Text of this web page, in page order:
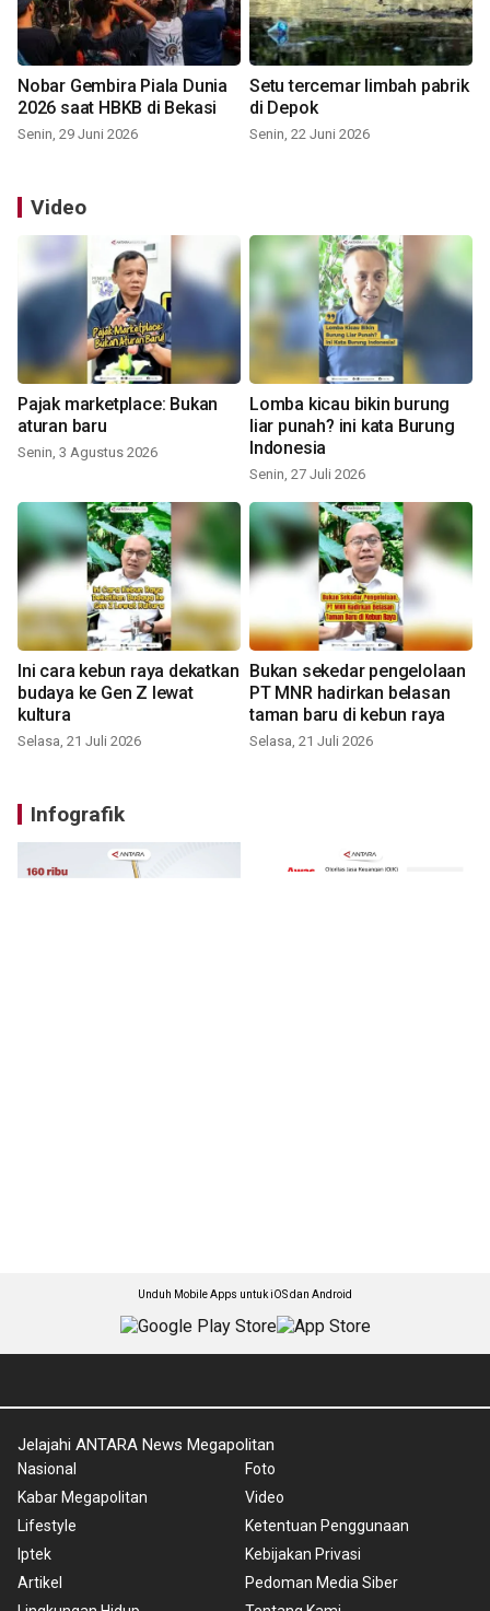
Nobar Gembira Piala Dunia
2026 saat HBKB di Bekasi
Senin, 29 Juni 2026
Setu tercemar limbah pabrik
di Depok
Senin, 22 Juni 2026
Video
Pajak marketplace: Bukan
aturan baru
Senin, 3 Agustus 2026
Lomba kicau bikin burung
liar punah? ini kata Burung
Indonesia
Senin, 27 Juli 2026
Ini cara kebun raya dekatkan
budaya ke Gen Z lewat
kultura
Selasa, 21 Juli 2026
Bukan sekedar pengelolaan
PT MNR hadirkan belasan
taman baru di kebun raya
Selasa, 21 Juli 2026
Infografik
Unduh Mobile Apps untuk iOS dan Android
Jelajahi ANTARA News Megapolitan
Nasional
Kabar Megapolitan
Lifestyle
Iptek
Artikel
Foto
Video
Ketentuan Penggunaan
Kebijakan Privasi
Pedoman Media Siber